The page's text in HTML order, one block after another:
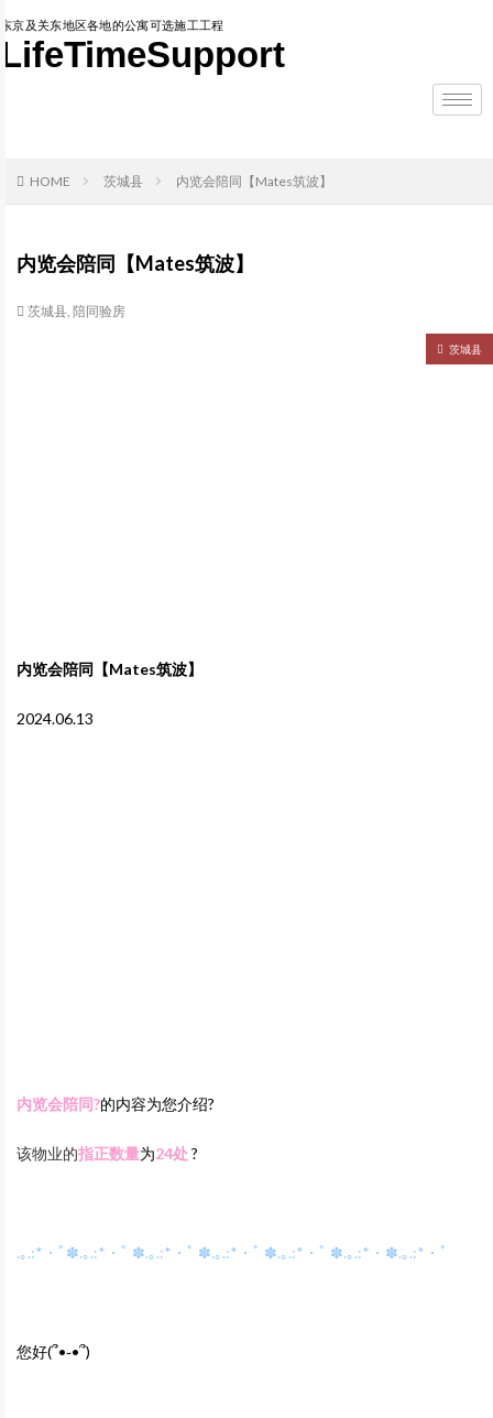
东京及关东地区各地的公寓可选施工工程
LifeTimeSupport
HOME 茨城县 内览会陪同【Mates筑波】
内览会陪同【Mates筑波】
茨城县, 陪同验房
茨城县
内览会陪同【Mates筑波】
2024.06.13
内览会陪同?的内容为您介绍?
该物业的指正数量为24处 ?
.｡.:*・ﾟ✽.｡.:*・ﾟ ✽.｡.:*・ﾟ ✽.｡.:*・ﾟ ✽.｡.:*・ﾟ ✽.｡.:*・✽.｡.:*・ﾟ
您好(՞•֊•՞)